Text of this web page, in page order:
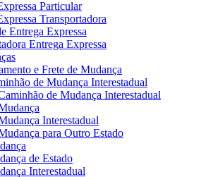
Particular
Transportadora
Entrega Expressa
Entrega Expressa
e Frete de Mudança
de Mudança Interestadual
de Mudança Interestadual
Interestadual
para Outro Estado
de Estado
Interestadual